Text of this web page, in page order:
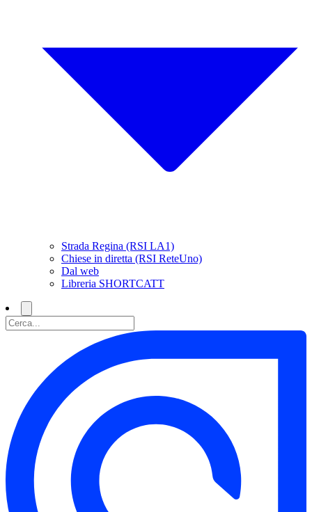
Strada Regina (RSI LA1)
Chiese in diretta (RSI ReteUno)
Dal web
Libreria SHORTCATT